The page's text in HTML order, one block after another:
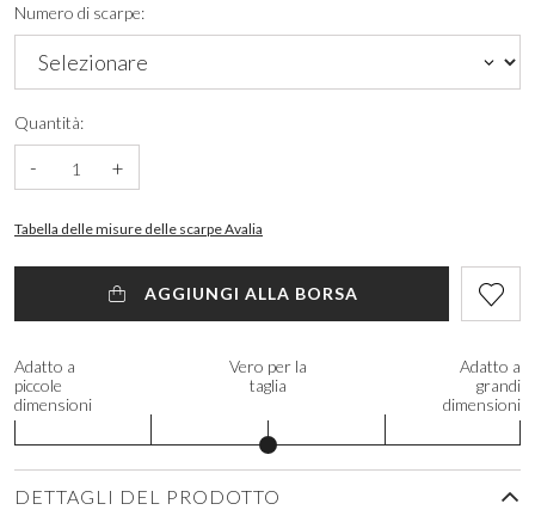
Numero di scarpe:
Quantità:
- +
Tabella delle misure delle scarpe Avalia
AGGIUNGI ALLA BORSA
Adatto a
piccole
dimensioni
Vero per la
taglia
Adatto a
grandi
dimensioni
DETTAGLI DEL PRODOTTO